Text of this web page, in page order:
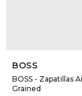
BOSS
BOSS - Zapatillas
Grained